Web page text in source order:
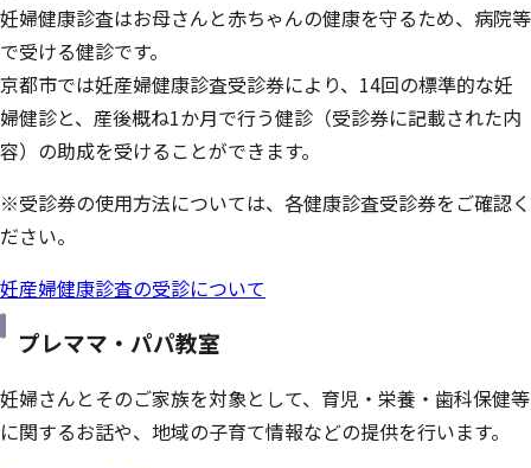
妊婦健康診査はお母さんと赤ちゃんの健康を守るため、病院等
で受ける健診です。
京都市では妊産婦健康診査受診券により、14回の標準的な妊
婦健診と、産後概ね1か月で行う健診（受診券に記載された内
容）の助成を受けることができます。
※受診券の使用方法については、各健康診査受診券をご確認く
ださい。
妊産婦健康診査の受診について
プレママ・パパ教室
妊婦さんとそのご家族を対象として、育児・栄養・歯科保健等
に関するお話や、地域の子育て情報などの提供を行います。